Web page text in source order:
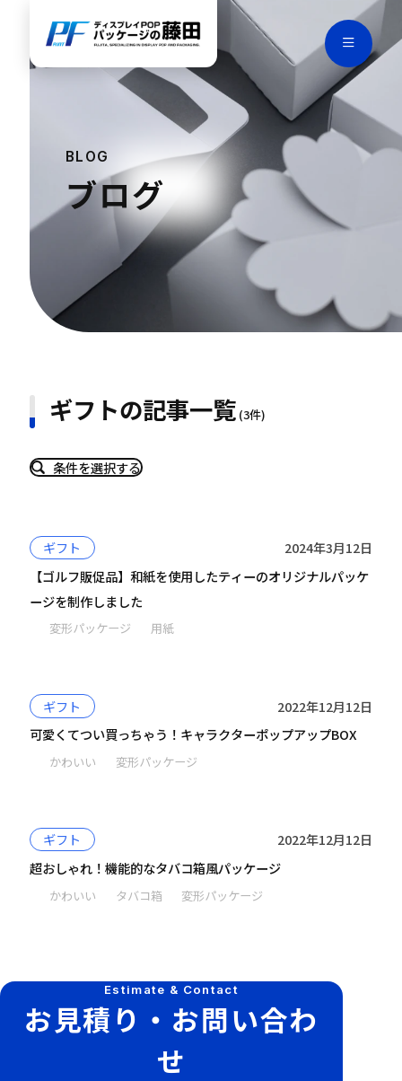
BLOG
ブログ
ギフトの記事一覧 (3件)
条件を選択する
ギフト
2024年3月12日
【ゴルフ販促品】和紙を使用したティーのオリジナルパッケ
ージを制作しました
変形パッケージ 用紙
ギフト
2022年12月12日
可愛くてつい買っちゃう！キャラクターポップアップBOX
かわいい 変形パッケージ
ギフト
2022年12月12日
超おしゃれ！機能的なタバコ箱風パッケージ
かわいい タバコ箱 変形パッケージ
Estimate & Contact
お見積り・お問い合わ
せ